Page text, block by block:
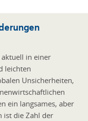
in einer
leichten
Unsicherheiten,
ein langsames, aber
ist die Zahl der